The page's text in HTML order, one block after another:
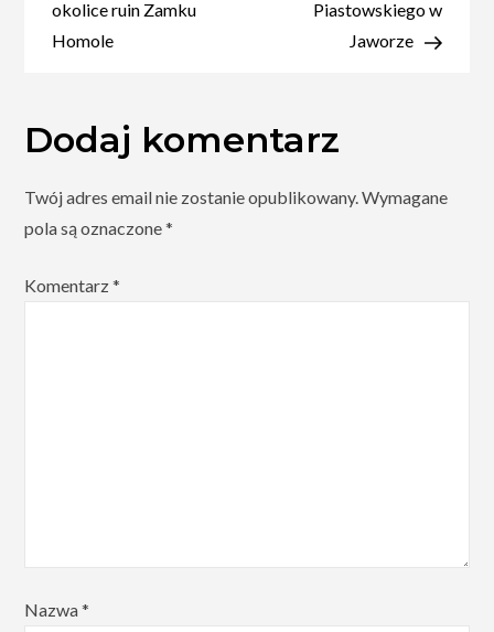
Orawska
Półgóra
okolice ruin Zamku
Homole
Piastowskiego w
Jaworze
Dodaj komentarz
Twój adres email nie zostanie opublikowany. Wymagane
pola są oznaczone*
Komentarz*
Nazwa*